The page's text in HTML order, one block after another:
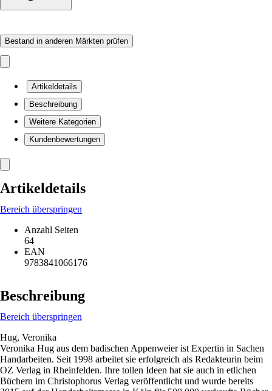
Bestand in anderen Märkten prüfen
Artikeldetails
Beschreibung
Weitere Kategorien
Kundenbewertungen
Artikeldetails
Bereich überspringen
Anzahl Seiten
64
EAN
9783841066176
Beschreibung
Bereich überspringen
Hug, Veronika
Veronika Hug aus dem badischen Appenweier ist Expertin in Sachen
Handarbeiten. Seit 1998 arbeitet sie erfolgreich als Redakteurin beim
OZ Verlag in Rheinfelden. Ihre tollen Ideen hat sie auch in etlichen
Büchern im Christophorus Verlag veröffentlicht und wurde bereits